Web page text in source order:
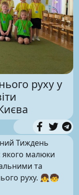
руху у
Тиждень
якого малюки
та
руху. 👧🧒